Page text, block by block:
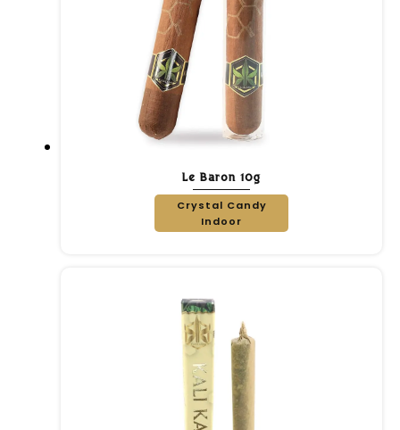
Le Baron 10g
Crystal Candy
Indoor